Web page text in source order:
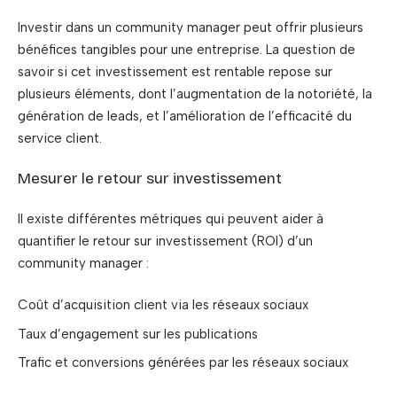
Investir dans un community manager peut offrir plusieurs
bénéfices tangibles pour une entreprise. La question de
savoir si cet investissement est rentable repose sur
plusieurs éléments, dont l’augmentation de la notoriété, la
génération de leads, et l’amélioration de l’efficacité du
service client.
Mesurer le retour sur investissement
Il existe différentes métriques qui peuvent aider à
quantifier le retour sur investissement (ROI) d’un
community manager :
Coût d’acquisition client via les réseaux sociaux
Taux d’engagement sur les publications
Trafic et conversions générées par les réseaux sociaux